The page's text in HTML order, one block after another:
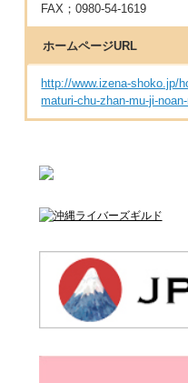
FAX；0980-54-1619
ホームページURL
http://www.izena-shoko.jp/
maturi-chu-zhan-mu-ji-